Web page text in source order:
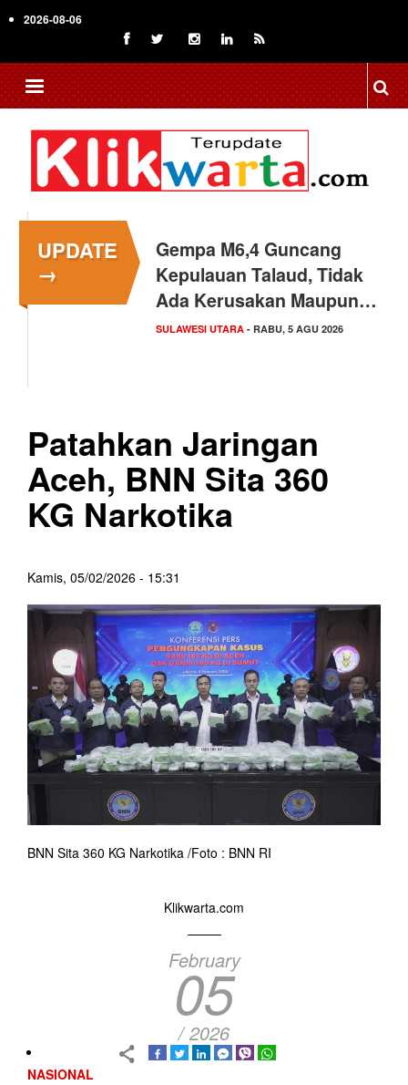
to
content
2026-08-06
UPDATE
→
Gempa M6,4 Guncang
Kepulauan Talaud, Tidak
Ada Kerusakan Maupun…
SULAWESI UTARA - RABU, 5 AGU 2026
Patahkan Jaringan
Aceh, BNN Sita 360
KG Narkotika
Kamis, 05/02/2026 - 15:31
BNN Sita 360 KG Narkotika /Foto : BNN RI
Klikwarta.com
February
05
/ 2026
NASIONAL